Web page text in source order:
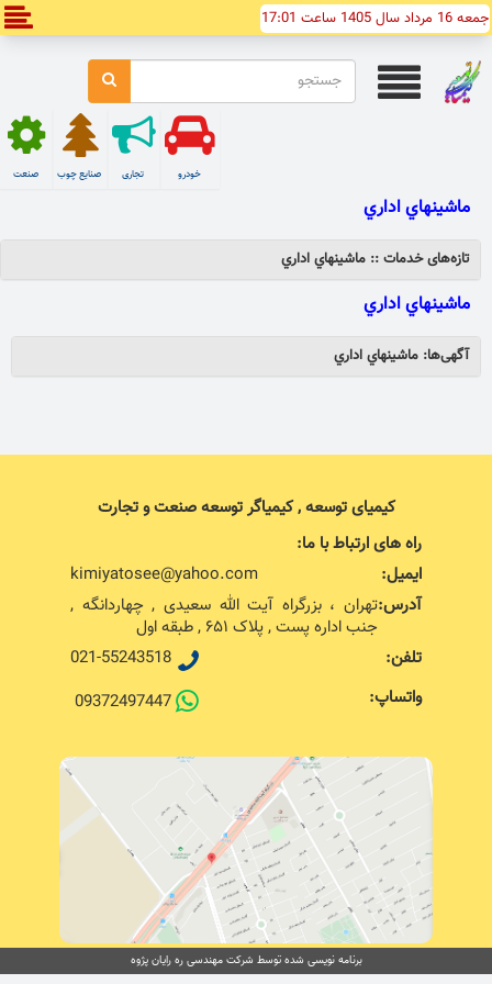
جمعه 16 مرداد سال 1405 ساعت 17:01
صنعت صنایع چوب تجاری خودرو
ماشينهاي اداري
تازه‌های خدمات :: ماشينهاي اداري
ماشينهاي اداري
آگهی‌ها: ماشينهاي اداري
کیمیای توسعه , کیمیاگر توسعه صنعت و تجارت
راه های ارتباط با ما:
ایمیل:
kimiyatosee@yahoo.com
آدرس:تهران ، بزرگراه آیت الله سعیدی , چهاردانگه ,
جنب اداره پست , پلاک ۶۵۱ , طبقه اول
تلفن:
021-55243518
واتساپ:
09372497447
برنامه نویسی شده توسط شرکت مهندسی ره رایان پژوه